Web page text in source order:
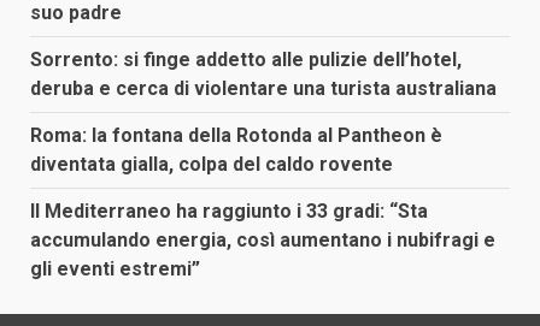
suo padre
Sorrento: si finge addetto alle pulizie dell’hotel,
deruba e cerca di violentare una turista australiana
Roma: la fontana della Rotonda al Pantheon è
diventata gialla, colpa del caldo rovente
Il Mediterraneo ha raggiunto i 33 gradi: “Sta
accumulando energia, così aumentano i nubifragi e
gli eventi estremi”